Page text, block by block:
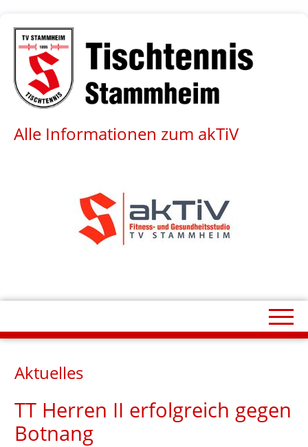
Alle Informationen zum akTiV
Aktuelles
TT Herren II erfolgreich gegen
Botnang